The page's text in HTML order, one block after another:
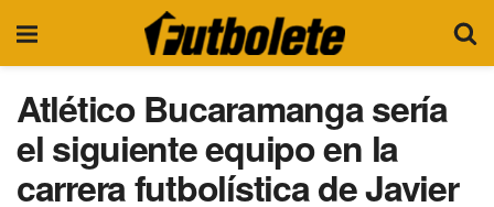
Atlético Bucaramanga sería
el siguiente equipo en la
carrera futbolística de Javier